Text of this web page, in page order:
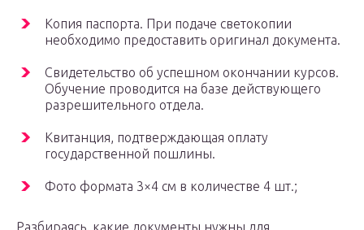
Копия паспорта. При подаче светокопии
необходимо предоставить оригинал документа.
Свидетельство об успешном окончании курсов.
Обучение проводится на базе действующего
разрешительного отдела.
Квитанция, подтверждающая оплату
государственной пошлины.
Фото формата 3×4 см в количестве 4 шт.;